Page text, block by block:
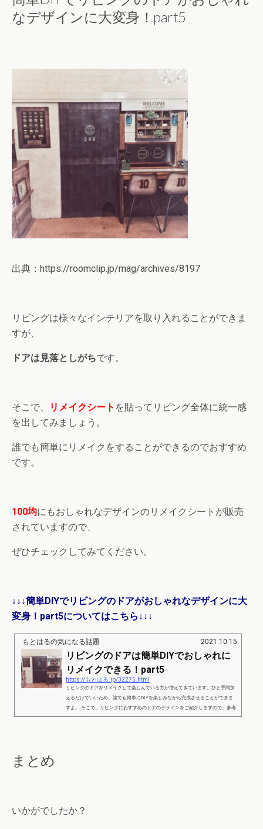
なデザインに大変身！part5
出典：https://roomclip.jp/mag/archives/8197
リビングは様々なインテリアを取り入れることができま
すが、
ドアは見落としがちです。
そこで、 リメイクシート を貼ってリビング全体に統一感
を出してみましょう。
誰でも簡単にリメイクをすることができるのでおすすめ
です。
100均にもおしゃれなデザインのリメイクシートが販売
されていますので、
ぜひチェックしてみてください。
↓↓↓簡単DIYでリビングのドアがおしゃれなデザインに大
変身！part5についてはこちら↓↓↓
もとはるの気になる話題 2021.10.15
リビングのドアは簡単DIYでおしゃれに
リメイクできる！part5
https://もとはる.jp/32275.html
リビングのドアをリメイクして楽しんでいる方が増えてきています。ひと手間加
えるだけでいいため、誰でも簡単にDIYを楽しみながら完成させることができま
すよ。 そこで、リビングにおすすめのドアのデザインをご紹介しますので、参考
にしてみてください。 リビングのドアは簡単DIYでおしゃれにリメイクできる！
まとめ
いかがでしたか？